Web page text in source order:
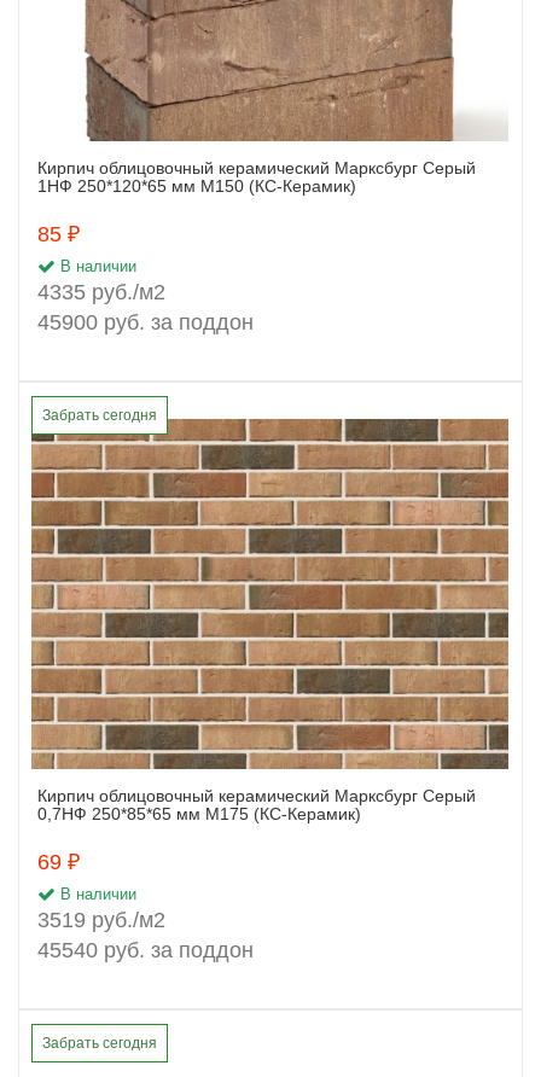
Заказать
Кирпич облицовочный керамический Марксбург Серый
1НФ 250*120*65 мм М150 (КС-Керамик)
85 ₽
В наличии
4335 руб./м2
45900 руб. за поддон
Забрать сегодня
Заказать
Кирпич облицовочный керамический Марксбург Серый
0,7НФ 250*85*65 мм М175 (КС-Керамик)
69 ₽
В наличии
3519 руб./м2
45540 руб. за поддон
Забрать сегодня